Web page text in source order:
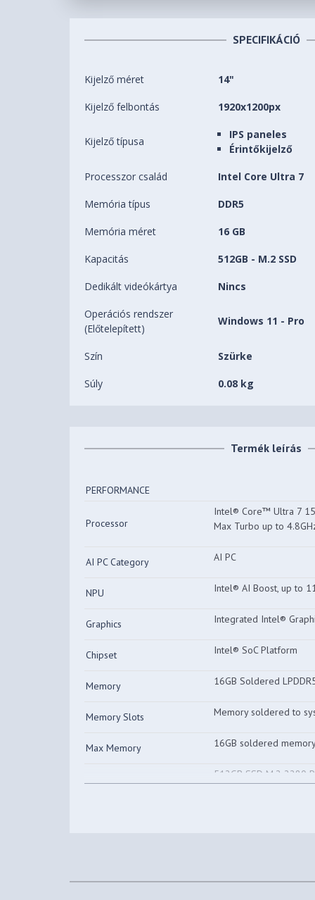
SPECIFIKÁCIÓ
Kijelző méret 14"
Kijelző felbontás 1920x1200px
Kijelző típusa
IPS paneles
Érintőkijelző
Processzor család Intel Core Ultra 7
Memória típus DDR5
Memória méret 16 GB
Kapacitás 512GB - M.2 SSD
Dedikált videókártya Nincs
Operációs rendszer
(Előtelepített)
Windows 11 - Pro
Szín Szürke
Súly 0.08 kg
Termék leírás
PERFORMANCE
Processor
Intel® Core™ Ultra 7
Max Turbo up to
AI PC Category AI PC
NPU Intel® AI Boost, up to
Graphics Integrated Intel®
Chipset Intel® SoC Platform
Memory 16GB Soldered
Memory Slots Memory soldered to
Max Memory 16GB soldered
Storage
512GB SSD M.2 2280